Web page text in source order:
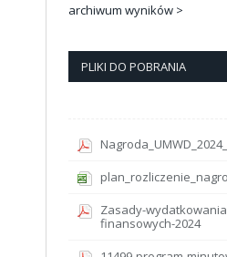
archiwum wyników >
PLIKI DO POBRANIA
Zasady-
finansowych-2024